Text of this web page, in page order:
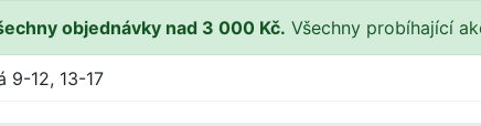
objednávky nad 3 000 Kč. Všechny probíhající
9-12, 13-17